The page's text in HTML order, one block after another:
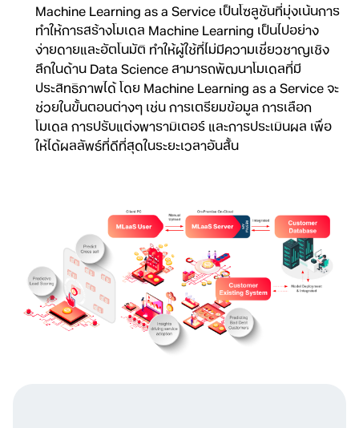
Machine Learning as a Service เป็นโซลูชันที่มุ่งเน้นการ
ทำให้การสร้างโมเดล Machine Learning เป็นไปอย่าง
ง่ายดายและอัตโนมัติ ทำให้ผู้ใช้ที่ไม่มีความเชี่ยวชาญเชิง
ลึกในด้าน Data Science สามารถพัฒนาโมเดลที่มี
ประสิทธิภาพได้ โดย Machine Learning as a Service จะ
ช่วยในขั้นตอนต่างๆ เช่น การเตรียมข้อมูล การเลือก
โมเดลการปรับแต่งพารามิเตอร์ และการประเมินผล เพื่อ
ให้ได้ผลลัพธ์ที่ดีที่สุดในระยะเวลาอันสั้น